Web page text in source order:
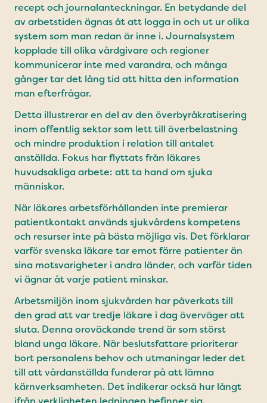
recept och journalanteckningar. En betydande del
av arbetstiden ägnas åt att logga in och ut ur olika
system som man redan är inne i. Journalsystem
kopplade till olika vårdgivare och regioner
kommunicerar inte med varandra, och många
gånger tar det lång tid att hitta den information
man efterfrågar.
Detta illustrerar en del av den överbyråkratisering
inom offentlig sektor som lett till överbelastning
och mindre produktion i relation till antalet
anställda. Fokus har flyttats från läkares
huvudsakliga arbete: att ta hand om sjuka
människor.
När läkares arbetsförhållanden inte premierar
patientkontakt används sjukvårdens kompetens
och resurser inte på bästa möjliga vis. Det förklarar
varför svenska läkare tar emot färre patienter än
sina motsvarigheter i andra länder, och varför tiden
vi ägnar åt varje patient minskar.
Arbetsmiljön inom sjukvården har påverkats till
den grad att var tredje läkare i dag överväger att
sluta. Denna oroväckande trend är som störst
bland unga läkare. När beslutsfattare prioriterar
bort personalens behov och utmaningar leder det
till att vård­anställda funderar på att lämna
kärnverksamheten. Det indikerar också hur långt